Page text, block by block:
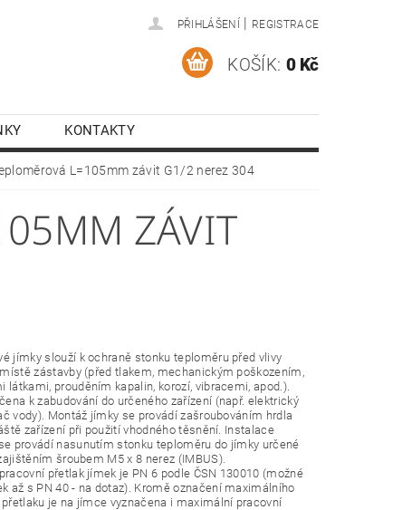
PŘIHLÁŠENÍ | REGISTRACE
KOŠÍK: 0 Kč
KONTAKTY
L=105mm závit G1/2 nerez 304
ZÁVIT
jímky slouží k ochraně stonku teploměru před vlivy
zástavby (před tlakem, mechanickým poškozením,
látkami, prouděním kapalin, korozí, vibracemi, apod.).
k zabudování do určeného zařízení (např. elektrický
vody). Montáž jímky se provádí zašroubováním hrdla
zařízení při použití vhodného těsnění. Instalace
provádí nasunutím stonku teploměru do jímky určené
šroubem M5 x 8 nerez (IMBUS).
přetlak jímek je PN 6 podle ČSN 130010 (možné
až s PN 40 - na dotaz). Kromě označení maximálního
přetlaku je na jímce vyznačena i maximální pracovní